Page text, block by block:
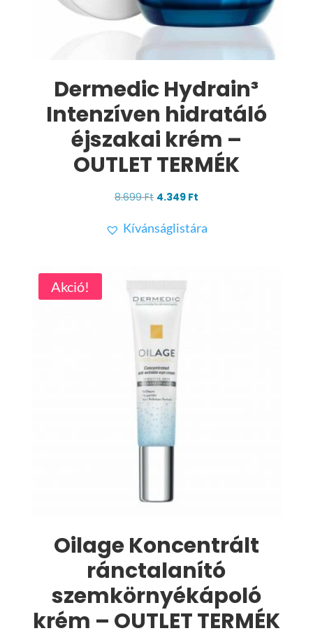
Dermedic Hydrain³
Intenzíven hidratáló
éjszakai krém –
OUTLET TERMÉK
8.699Ft Original
was:
4.349 FtCurrent
is:
Kívánságlistára
Akció!
Oilage Koncentrált
ránctalanító
szemkörnyékápoló
krém – OUTLET TERMÉK